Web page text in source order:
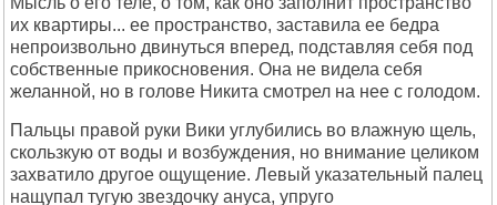
их квартиры... ее пространство, заставила ее бедра
непроизвольно двинуться вперед, подставляя себя под
собственные прикосновения. Она не видела себя
желанной, но в голове Никита смотрел на нее с голодом.
Пальцы правой руки Вики углубились во влажную щель,
скользкую от воды и возбуждения, но внимание целиком
захватило другое ощущение. Левый указательный палец
нащупал тугую звездочку ануса, упруго